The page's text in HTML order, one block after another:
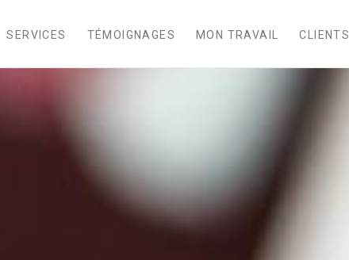
SERVICES TÉMOIGNAGES MON TRAVAIL CLIENTS